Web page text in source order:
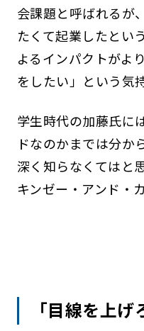
会課題と呼ばれるが
たくて起業したとい
よるインパクトがよ
をしたい」という気
学生時代の加藤氏に
ドなのかまでは分か
深く知らなくてはと
キンゼー・アンド・
「目線を上